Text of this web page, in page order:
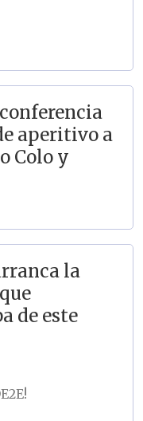
aperitivo a
Colo y
la
de este